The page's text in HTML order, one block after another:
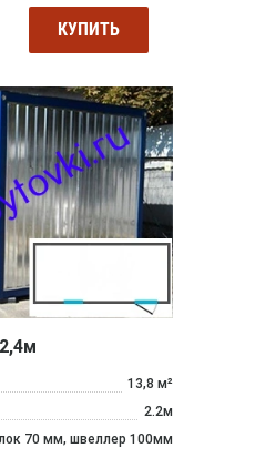
КУПИТЬ
13,8 м²
2.2м
70 мм, швеллер 100мм